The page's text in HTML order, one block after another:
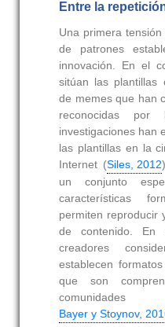
Entre la
Una primera
de patrones
innovación. En el
sitúan las plantillas
de memes que han
reconocidas por
investigaciones han
las plantillas en la
Internet (Siles, 2012
un conjunto
características
permiten reproducir
de contenido.
creadores
establecen
que son
Bayer y Stoynov,